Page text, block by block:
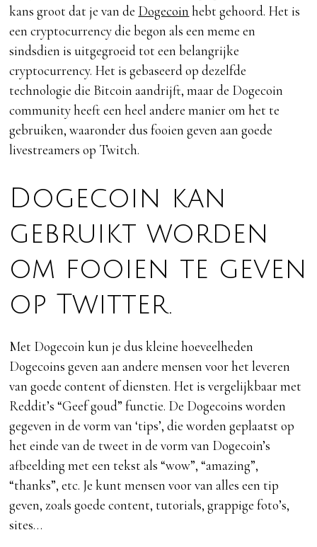
kans groot dat je van de Dogecoin hebt gehoord. Het is
een cryptocurrency die begon als een meme en
sindsdien is uitgegroeid tot een belangrijke
cryptocurrency. Het is gebaseerd op dezelfde
technologie die Bitcoin aandrijft, maar de Dogecoin
community heeft een heel andere manier om het te
gebruiken, waaronder dus fooien geven aan goede
livestreamers op Twitch.
Dogecoin kan
gebruikt worden
om fooien te geven
op Twitter.
Met Dogecoin kun je dus kleine hoeveelheden
Dogecoins geven aan andere mensen voor het leveren
van goede content of diensten. Het is vergelijkbaar met
Reddit’s “Geef goud” functie. De Dogecoins worden
gegeven in de vorm van ‘tips’, die worden geplaatst op
het einde van de tweet in de vorm van Dogecoin’s
afbeelding met een tekst als “wow”, “amazing”,
“thanks”, etc. Je kunt mensen voor van alles een tip
geven, zoals goede content, tutorials, grappige foto’s,
sites…